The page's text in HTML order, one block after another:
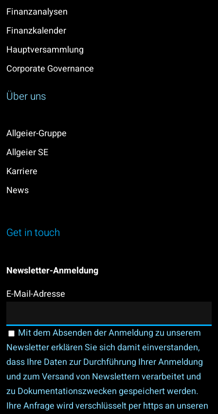
Finanzanalysen
Finanzkalender
Hauptversammlung
Corporate Governance
Über uns
Allgeier-Gruppe
Allgeier SE
Karriere
News
Get in touch
Newsletter-Anmeldung
E-Mail-Adresse
Mit dem Absenden der Anmeldung zu unserem
Newsletter erklären Sie sich damit einverstanden,
dass Ihre Daten zur Durchführung Ihrer Anmeldung
und zum Versand von Newslettern verarbeitet und
zu Dokumentationszwecken gespeichert werden.
Ihre Anfrage wird verschlüsselt per https an unseren